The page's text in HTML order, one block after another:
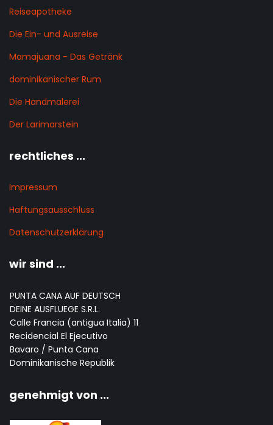
Reiseapotheke
Die Ein- und Ausreise
Mamajuana - Das Getränk
dominikanischer Rum
Die Handmalerei
Der Larimarstein
rechtliches ...
Impressum
Haftungsausschluss
Datenschutzerklärung
wir sind ...
PUNTA CANA AUF DEUTSCH
DEINE AUSFLUEGE S.R.L.
Calle Francia (antigua Italia) 11
Recidencial El Ejecutivo
Bavaro / Punta Cana
Dominikanische Republik
genehmigt von ...